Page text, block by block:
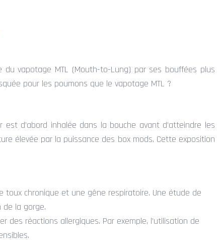
vapotage MTL (Mouth-to-Lung) par ses bouffées plus
pour les poumons que le vapotage MTL ?
d’abord inhalée dans la bouche avant d’atteindre les
élevée par la puissance des box mods. Cette exposition
toux chronique et une gêne respiratoire. Une étude de
de la gorge.
réactions allergiques. Par exemple, l’utilisation de